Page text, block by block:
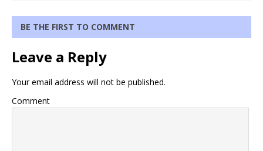
BE THE FIRST TO COMMENT
Leave a Reply
Your email address will not be published.
Comment